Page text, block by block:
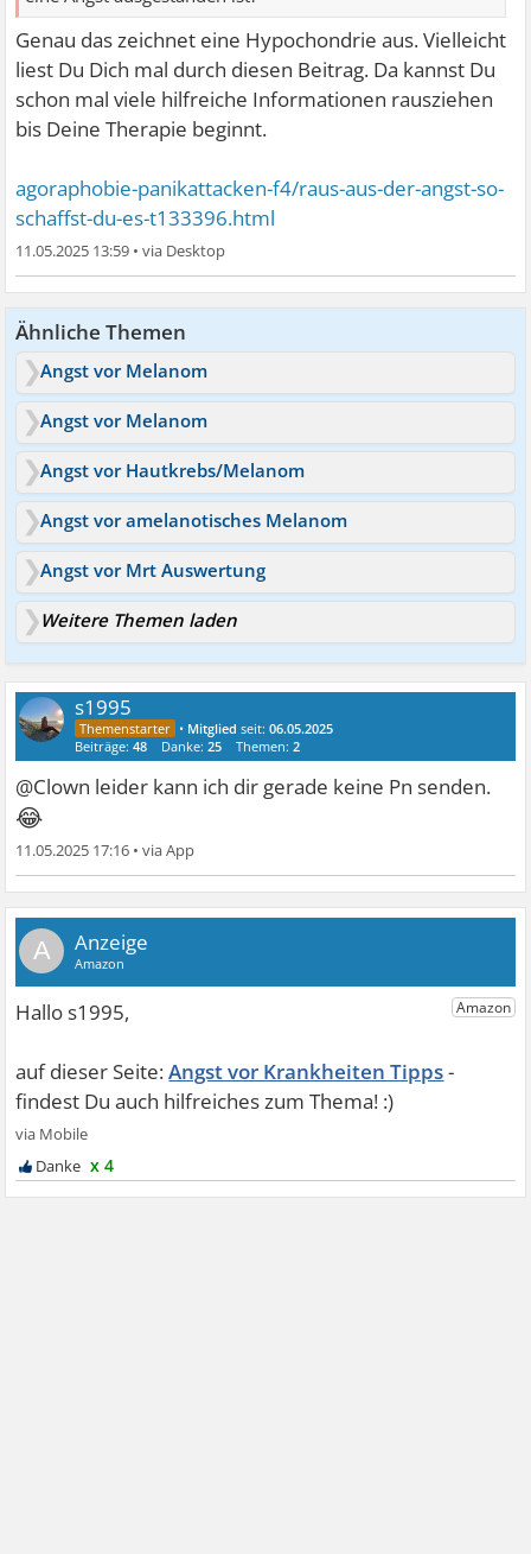
Genau das zeichnet eine Hypochondrie aus. Vielleicht
liest Du Dich mal durch diesen Beitrag. Da kannst Du
schon mal viele hilfreiche Informationen rausziehen
bis Deine Therapie beginnt.
agoraphobie-panikattacken-f4/raus-aus-der-angst-so-
schaffst-du-es-t133396.html
11.05.2025 13:59 •
Ähnliche Themen
Angst vor Melanom
Angst vor Melanom
Angst vor Hautkrebs/Melanom
Angst vor amelanotisches Melanom
Angst vor Mrt Auswertung
Weitere Themen laden
s1995
• Mitglied seit:06.05.2025
Beiträge:48 Danke:25 Themen:2
@Clown leider kann ich dir gerade keine Pn senden.
😂
11.05.2025 17:16 •
A
Angst vor Krankheiten Tipps
x 4